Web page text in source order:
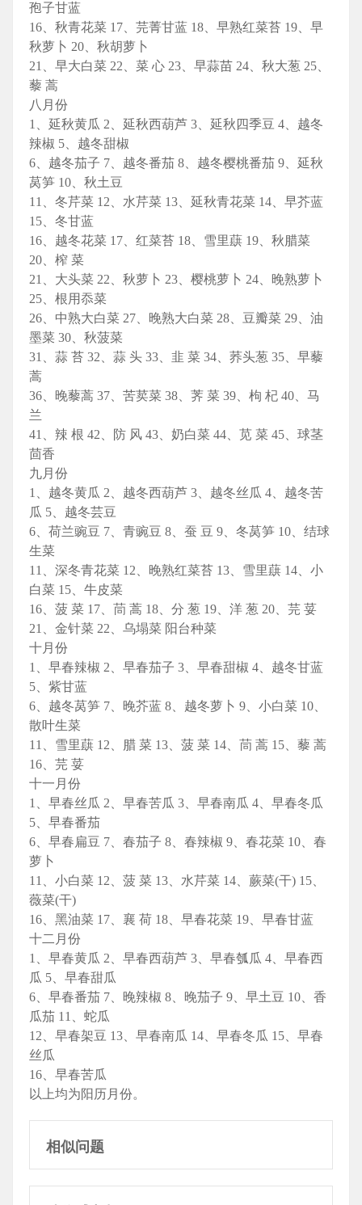
孢子甘蓝
16、秋青花菜 17、芫菁甘蓝 18、早熟红菜苔 19、早
秋萝卜 20、秋胡萝卜
21、早大白菜 22、菜 心 23、早蒜苗 24、秋大葱 25、
藜 蒿
八月份
1、延秋黄瓜 2、延秋西葫芦 3、延秋四季豆 4、越冬
辣椒 5、越冬甜椒
6、越冬茄子 7、越冬番茄 8、越冬樱桃番茄 9、延秋
莴笋 10、秋土豆
11、冬芹菜 12、水芹菜 13、延秋青花菜 14、早芥蓝
15、冬甘蓝
16、越冬花菜 17、红菜苔 18、雪里蕻 19、秋腊菜
20、榨 菜
21、大头菜 22、秋萝卜 23、樱桃萝卜 24、晚熟萝卜
25、根用忝菜
26、中熟大白菜 27、晚熟大白菜 28、豆瓣菜 29、油
墨菜 30、秋菠菜
31、蒜 苔 32、蒜 头 33、韭 菜 34、荞头葱 35、早藜
蒿
36、晚藜蒿 37、苦荬菜 38、荠 菜 39、枸 杞 40、马
兰
41、辣 根 42、防 风 43、奶白菜 44、苋 菜 45、球茎
茴香
九月份
1、越冬黄瓜 2、越冬西葫芦 3、越冬丝瓜 4、越冬苦
瓜 5、越冬芸豆
6、荷兰豌豆 7、青豌豆 8、蚕 豆 9、冬莴笋 10、结球
生菜
11、深冬青花菜 12、晚熟红菜苔 13、雪里蕻 14、小
白菜 15、牛皮菜
16、菠 菜 17、茼 蒿 18、分 葱 19、洋 葱 20、芫 荽
21、金针菜 22、乌塌菜 阳台种菜
十月份
1、早春辣椒 2、早春茄子 3、早春甜椒 4、越冬甘蓝
5、紫甘蓝
6、越冬莴笋 7、晚芥蓝 8、越冬萝卜 9、小白菜 10、
散叶生菜
11、雪里蕻 12、腊 菜 13、菠 菜 14、茼 蒿 15、藜 蒿
16、芫 荽
十一月份
1、早春丝瓜 2、早春苦瓜 3、早春南瓜 4、早春冬瓜
5、早春番茄
6、早春扁豆 7、春茄子 8、春辣椒 9、春花菜 10、春
萝卜
11、小白菜 12、菠 菜 13、水芹菜 14、蕨菜(干) 15、
薇菜(干)
16、黑油菜 17、襄 荷 18、早春花菜 19、早春甘蓝
十二月份
1、早春黄瓜 2、早春西葫芦 3、早春瓠瓜 4、早春西
瓜 5、早春甜瓜
6、早春番茄 7、晚辣椒 8、晚茄子 9、早土豆 10、香
瓜茄 11、蛇瓜
12、早春架豆 13、早春南瓜 14、早春冬瓜 15、早春
丝瓜
16、早春苦瓜
以上均为阳历月份。
相似问题